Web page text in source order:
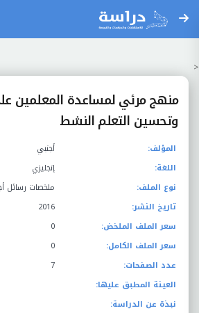
<
منهج مرئي لمساعدة المعلمين
وتحسين التعلم النشط
المؤلف:
أجنبي
اللغة:
إنجليزي
نوع الملف:
ملخصات رسائل
تاريخ النشر:
2016
سعر الملف الملخض:
0
سعر الملف الكامل:
0
عدد الصفحات:
7
العينة المطبق عليها:
نبذة عن الدراسة: